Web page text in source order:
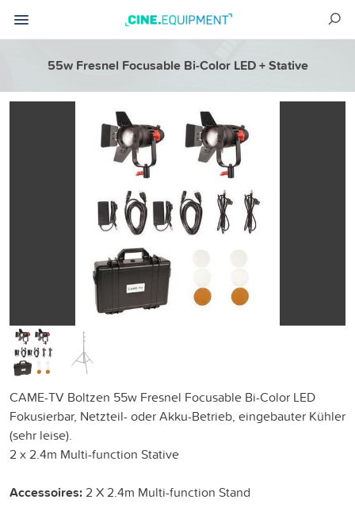
55w Fresnel Focusable Bi-Color LED + Stative
CAME-TV Boltzen 55w Fresnel Focusable Bi-Color LED
Fokusierbar, Netzteil- oder Akku-Betrieb, eingebauter Kühler
(sehr leise).
2 x 2.4m Multi-function Stative
Accessoires:2 X 2.4m Multi-function Stand